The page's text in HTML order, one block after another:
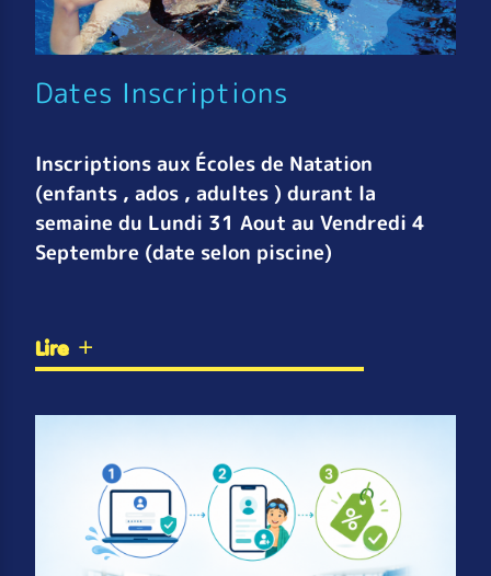
Dates Inscriptions
Inscriptions aux Écoles de Natation
(enfants , ados , adultes ) durant la
semaine du Lundi 31 Aout au Vendredi 4
Septembre (date selon piscine)
Lire